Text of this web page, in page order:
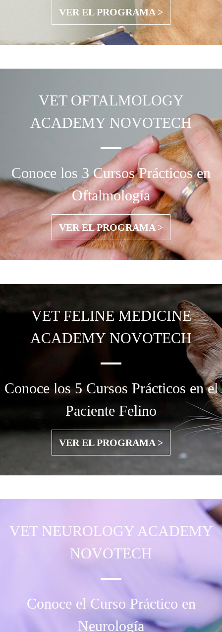
VER EL PROGRAMA >
VET OFTALMOLOGY
ACADEMY NOVOTECH
Conoce los 3 Cursos Prácticos en
Oftalmología
VER EL PROGRAMA >
VET FELINE MEDICINE
ACADEMY NOVOTECH
Conoce los 5 Cursos Prácticos en el
Paciente Felino
VER EL PROGRAMA >
VET NEUROLOGY ACADEMY
NOVOTECH
Conoce el Curso Práctico en
Neurología